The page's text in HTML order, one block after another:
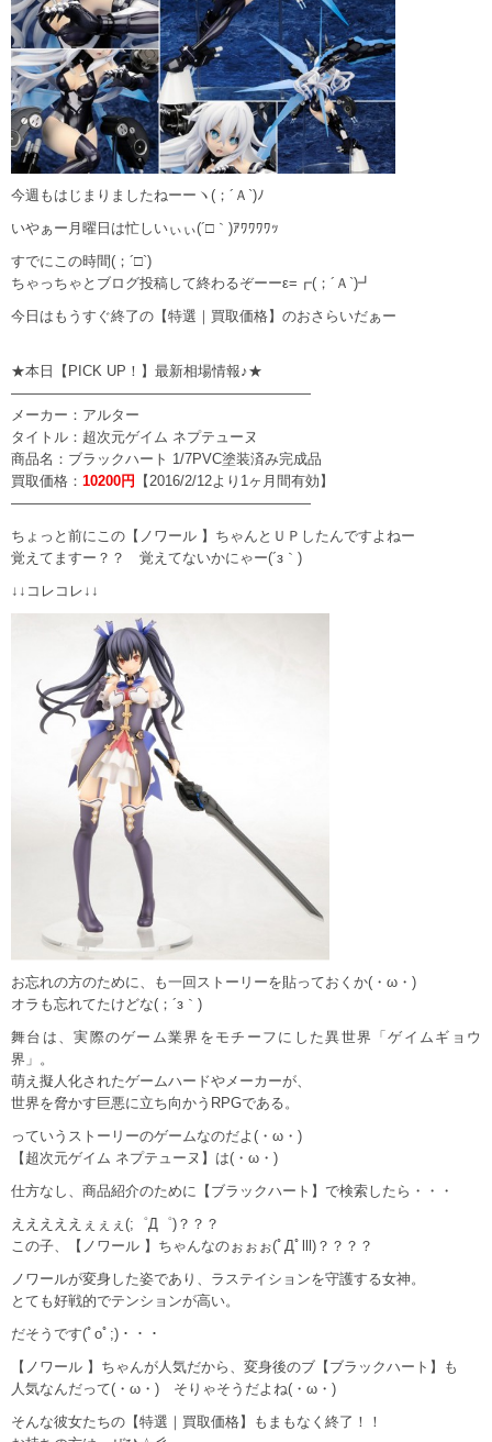
今週もはじまりましたねーーヽ(；´Ａ`)ﾉ
いやぁー月曜日は忙しいぃぃ(´□｀)ｱﾜﾜﾜﾜｯ
すでにこの時間(；´□`)
ちゃっちゃとブログ投稿して終わるぞーーε=┏(；´Ａ`)┛
今日はもうすぐ終了の【特選｜買取価格】のおさらいだぁー
★本日【PICK UP！】最新相場情報♪★
—————————————————————
メーカー：アルター
タイトル：超次元ゲイム ネプテューヌ
商品名：ブラックハート 1/7PVC塗装済み完成品
買取価格： 10200円 【2016/2/12より1ヶ月間有効】
—————————————————————
ちょっと前にこの【ノワール 】ちゃんとＵＰしたんですよねー
覚えてますー？？ 覚えてないかにゃー(´з｀)
↓↓コレコレ↓↓
お忘れの方のために、も一回ストーリーを貼っておくか(・ω・)
オラも忘れてたけどな(；´з｀)
舞台は、実際のゲーム業界をモチーフにした異世界「ゲイムギョウ
界」。
萌え擬人化されたゲームハードやメーカーが、
世界を脅かす巨悪に立ち向かうRPGである。
っていうストーリーのゲームなのだよ(・ω・)
【超次元ゲイム ネプテューヌ】は(・ω・)
仕方なし、商品紹介のために【ブラックハート】で検索したら・・・
えええええぇぇぇ(;゜Д゜)？？？
この子、【ノワール 】ちゃんなのぉぉぉ(ﾟДﾟlll)？？？？
ノワールが変身した姿であり、ラステイションを守護する女神。
とても好戦的でテンションが高い。
だそうです(ﾟoﾟ;)・・・
【ノワール 】ちゃんが人気だから、変身後のブ【ブラックハート】も
人気なんだって(・ω・) そりゃそうだよね(・ω・)
そんな彼女たちの【特選｜買取価格】もまもなく終了！！